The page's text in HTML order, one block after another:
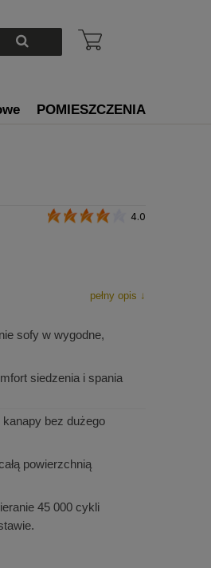
POMIESZCZENIA
4.0
pełny opis ↓
sofy w wygodne,
siedzenia i spania
kanapy bez dużego
powierzchnią
45 000 cykli